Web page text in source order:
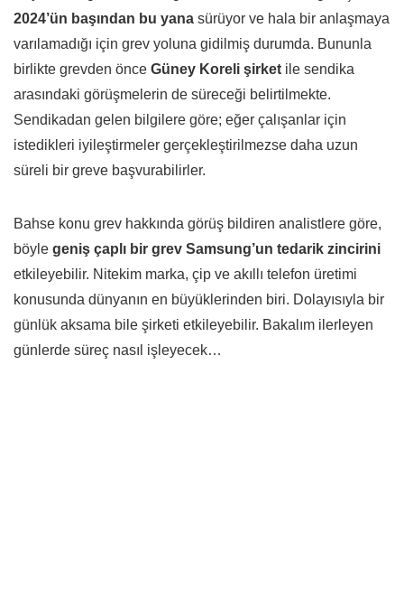
2024’ün başından bu yana sürüyor ve hala bir anlaşmaya
varılamadığı için grev yoluna gidilmiş durumda. Bununla
birlikte grevden önce Güney Koreli şirket ile sendika
arasındaki görüşmelerin de süreceği belirtilmekte.
Sendikadan gelen bilgilere göre; eğer çalışanlar için
istedikleri iyileştirmeler gerçekleştirilmezse daha uzun
süreli bir greve başvurabilirler.
Bahse konu grev hakkında görüş bildiren analistlere göre,
böyle geniş çaplı bir grev Samsung’un tedarik zincirini
etkileyebilir. Nitekim marka, çip ve akıllı telefon üretimi
konusunda dünyanın en büyüklerinden biri. Dolayısıyla bir
günlük aksama bile şirketi etkileyebilir. Bakalım ilerleyen
günlerde süreç nasıl işleyecek…